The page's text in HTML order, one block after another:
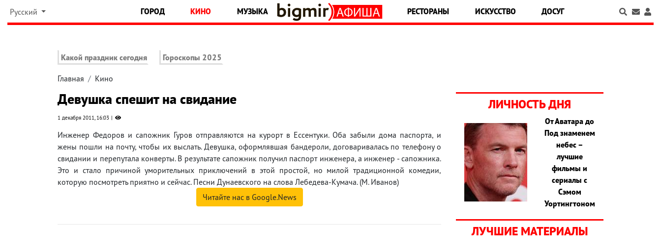
Русский ГОРОД КИНО МУЗЫКА РЕСТОРАНЫ ИСКУССТВО ДОСУГ
Какой праздник сегодня Гороскопы 2025
Главная Кино
Девушка спешит на свидание
1 декабря 2011, 16:03
Инженер Федоров и сапожник Гуров отправляются на курорт в Ессентуки. Оба забыли дома паспорта, и
жены пошли на почту, чтобы их выслать. Девушка, оформлявшая бандероли, договаривалась по телефону о
свидании и перепутала конверты. В результате сапожник получил паспорт инженера, а инженер - сапожника.
Это и стало причиной уморительных приключений в этой простой, но милой традиционной комедии,
которую посмотреть приятно и сейчас. Песни Дунаевского на слова Лебедева-Кумача. (М. Иванов)
Читайте нас в Google.News
ЛИЧНОСТЬ ДНЯ
От Аватара до
Под знаменем
небес –
лучшие
фильмы и
сериалы с
Сэмом
Уортингтоном
ЛУЧШИЕ МАТЕРИАЛЫ